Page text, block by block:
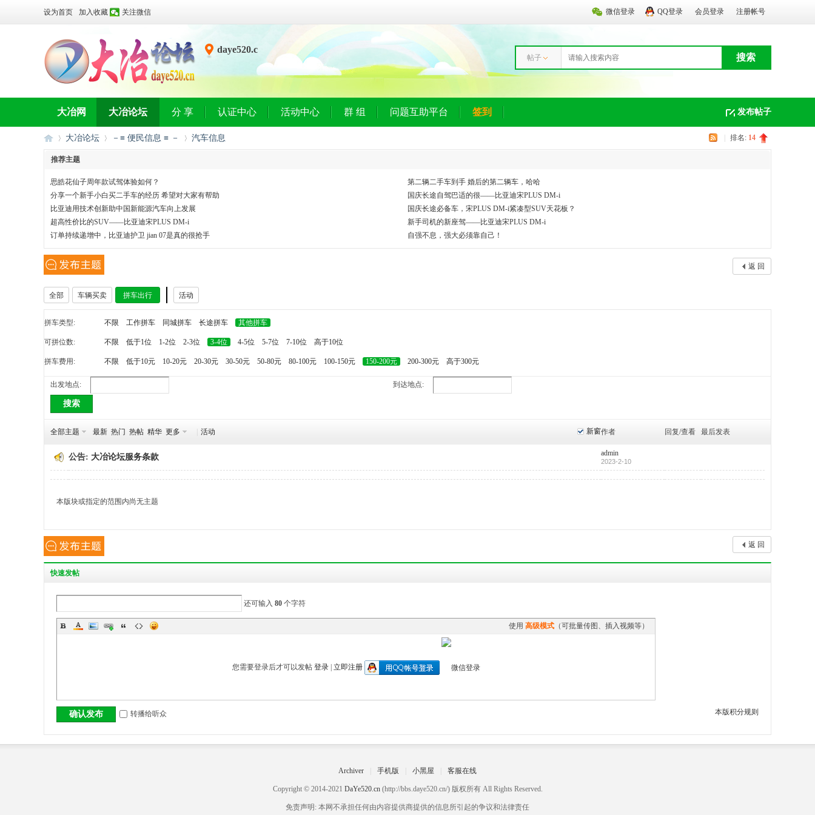
微信登录 QQ登录 会员登录 注册帐号
设为首页 加入收藏 关注微信
daye520.c
帖子 搜索
发布帖子
大冶网 大冶论坛 分 享 认证中心 活动中心 群 组 问题互助平台 签到
冶
网
丨
»
大冶论坛 －≡ 便民信息 ≡ －
›
汽车信息 排名: 14
推荐主题
思皓花仙子周年款试驾体验如何？
第二辆二手车到手 婚后的第二辆车，哈哈
分享一个新手小白买二手车的经历 希望对大家有帮助
国庆长途自驾巴适的很——比亚迪宋PLUS DM-i
比亚迪用技术创新助中国新能源汽车向上发展
国庆长途必备车，宋PLUS DM-i紧凑型SUV天花板？
超高性价比的SUV——比亚迪宋PLUS DM-i
新手司机的新座驾——比亚迪宋PLUS DM-i
订单持续递增中，比亚迪护卫 jian 07是真的很抢手
自强不息，强大必须靠自己！
返 回
全部 车辆买卖 拼车出行 活动
拼车类型: 不限 工作拼车 同城拼车 长途拼车 其他拼车
可拼位数: 不限 低于1位 1-2位 2-3位 3-4位 4-5位 5-7位 7-10位 高于10位
拼车费用: 不限 低于10元 10-20元 20-30元 30-50元 50-80元 80-100元 100-150元 150-200元 200-300元 高于300元
出发地点: 到达地点:
搜索
新窗
全部主题 最新 热门 热帖 精华 更多 活动 作者 回复/查看 最后发表
公告: 大冶论坛服务条款 admin
2023-2-10
本版块或指定的范围内尚无主题
返 回
快速发帖
还可输入 80 个字符
使用 高级模式 （可批量传图、插入视频等）
您需要登录后才可以发帖 登录| 立即注册
本版积分规则
确认发布 转播给听众
Archiver 手机版 小黑屋 客服在线
Copyright © 2014-2021 DaYe520.cn(http://bbs.daye520.cn/) 版权所有 All Rights Reserved.
免责声明: 本网不承担任何由内容提供商提供的信息所引起的争议和法律责任